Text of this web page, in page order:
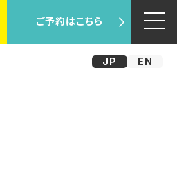
ご予約はこちら
JP EN